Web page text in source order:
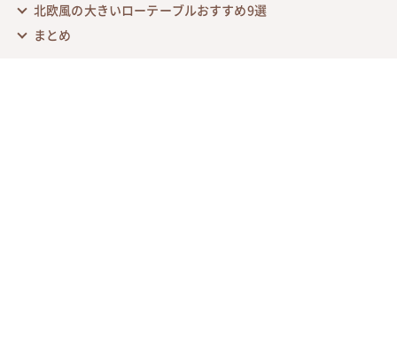
北欧風の大きいローテーブルおすすめ9選
まとめ